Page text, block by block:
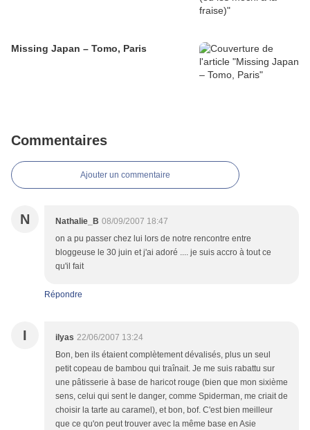
Missing Japan – Tomo, Paris
Commentaires
Ajouter un commentaire
N Nathalie_B 08/09/2007 18:47
on a pu passer chez lui lors de notre rencontre entre
bloggeuse le 30 juin et j'ai adoré .... je suis accro à tout ce
qu'il fait
Répondre
I ilyas 22/06/2007 13:24
Bon, ben ils étaient complètement dévalisés, plus un seul
petit copeau de bambou qui traînait. Je me suis rabattu sur
une pâtisserie à base de haricot rouge (bien que mon sixième
sens, celui qui sent le danger, comme Spiderman, me criait de
choisir la tarte au caramel), et bon, bof. C'est bien meilleur
que ce qu'on peut trouver avec la même base en Asie